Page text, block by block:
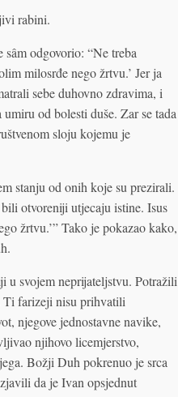
rabini.
odgovorio: “Ne treba
milosrđe nego žrtvu.’ Jer ja
sebe duhovno zdravima, i
od bolesti duše. Zar se tada
sloju kojemu je
stanju od onih koje su prezirali.
otvoreniji utjecaju istine. Isus
žrtvu.’” Tako je pokazao kako,
u svojem neprijateljstvu. Potražili
Ti farizeji nisu prihvatili
njegove jednostavne navike,
njihovo licemjerstvo,
Božji Duh pokrenuo je srca
da je Ivan opsjednut